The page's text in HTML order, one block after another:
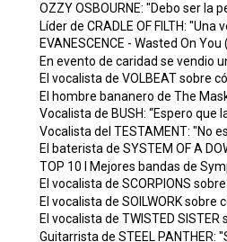
OZZY OSBOURNE: "Debo ser la
Líder de CRADLE OF FILTH: "Una
EVANESCENCE - Wasted On You
En evento de caridad se vendio
El vocalista de VOLBEAT sobre
El hombre bananero de The
Vocalista de BUSH: “Espero que
Vocalista del TESTAMENT: "No
El baterista de SYSTEM OF A
TOP 10 I Mejores bandas de
El vocalista de SCORPIONS
El vocalista de SOILWORK sobre
El vocalista de TWISTED
Guitarrista de STEEL PANTHER: